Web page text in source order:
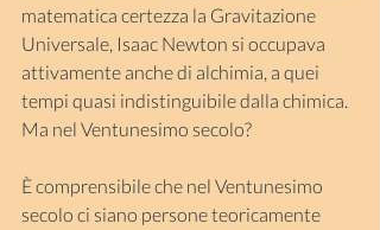
matematica certezza la Gravitazione
Universale, Isaac Newton si occupava
attivamente anche di alchimia, a quei
tempi quasi indistinguibile dalla chimica.
Ma nel Ventunesimo secolo?
È comprensibile che nel Ventunesimo
secolo ci siano persone teoricamente